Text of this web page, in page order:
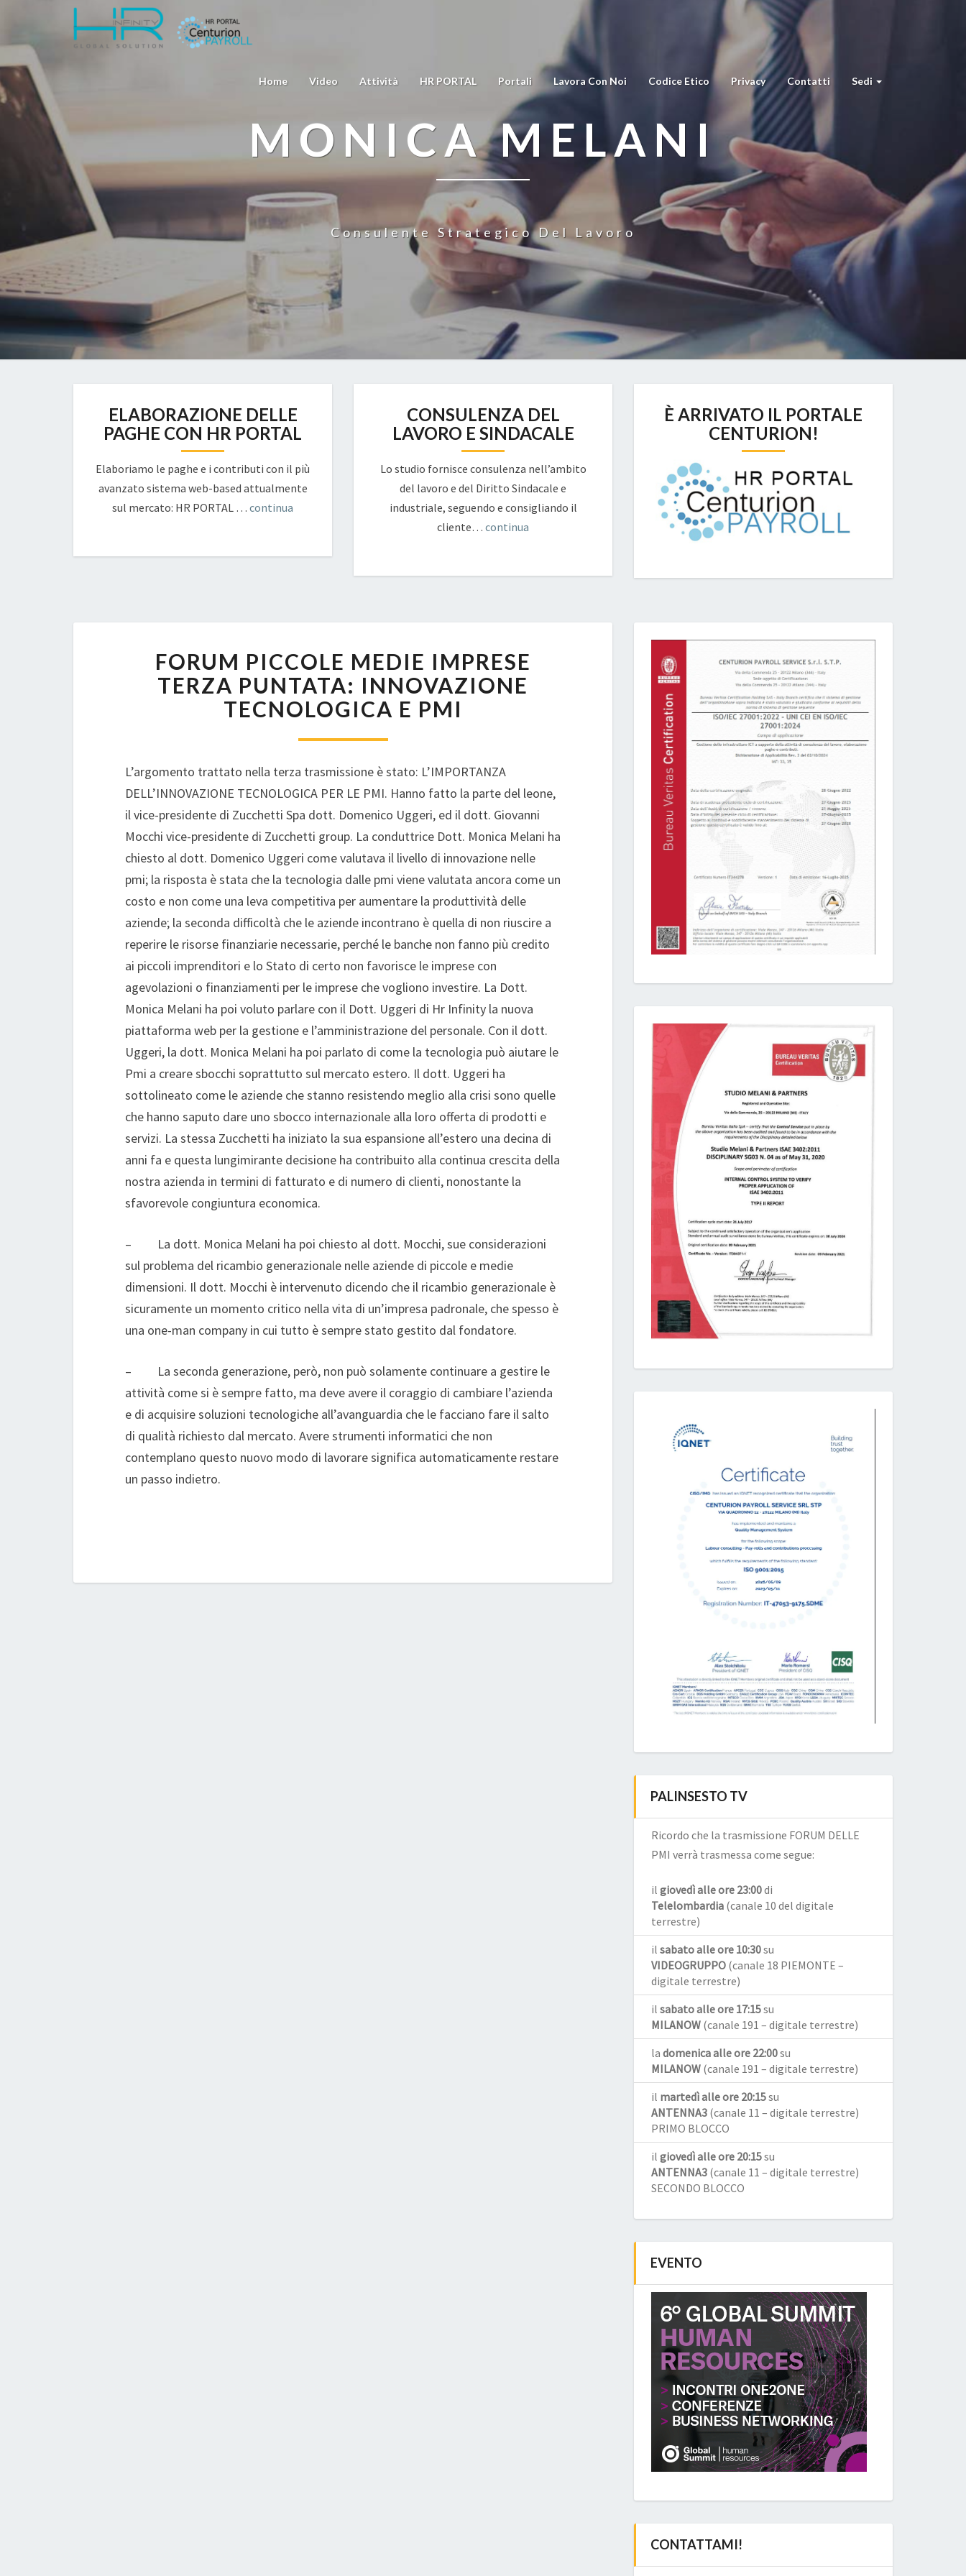
Home Video Attività HR PORTAL Portali Lavora Con Noi Codice Etico Privacy Contatti Sedi
MONICA MELANI
Consulente Strategico Del Lavoro
ELABORAZIONE DELLE
PAGHE CON HR PORTAL
Elaboriamo le paghe e i contributi con il più
avanzato sistema web-based attualmente
sul mercato: HR PORTAL … continua
CONSULENZA DEL
LAVORO E SINDACALE
Lo studio fornisce consulenza nell’ambito
del lavoro e del Diritto Sindacale e
industriale, seguendo e consigliando il
cliente… continua
È ARRIVATO IL PORTALE
CENTURION!
PICCOLE
MEDIE
IMPRESE
TERZA
TECNOLOGICA
E
FORUM PICCOLE MEDIE IMPRESE
TERZA PUNTATA: INNOVAZIONE
TECNOLOGICA E PMI
L’argomento trattato nella terza trasmissione è stato: L’IMPORTANZA
DELL’INNOVAZIONE TECNOLOGICA PER LE PMI. Hanno fatto la parte del leone,
il vice-presidente di Zucchetti Spa dott. Domenico Uggeri, ed il dott. Giovanni
Mocchi vice-presidente di Zucchetti group. La conduttrice Dott. Monica Melani ha
chiesto al dott. Domenico Uggeri come valutava il livello di innovazione nelle
pmi; la risposta è stata che la tecnologia dalle pmi viene valutata ancora come un
costo e non come una leva competitiva per aumentare la produttività delle
aziende; la seconda difficoltà che le aziende incontrano è quella di non riuscire a
reperire le risorse finanziarie necessarie, perché le banche non fanno più credito
ai piccoli imprenditori e lo Stato di certo non favorisce le imprese con
agevolazioni o finanziamenti per le imprese che vogliono investire. La Dott.
Monica Melani ha poi voluto parlare con il Dott. Uggeri di Hr Infinity la nuova
piattaforma web per la gestione e l’amministrazione del personale. Con il dott.
Uggeri, la dott. Monica Melani ha poi parlato di come la tecnologia può aiutare le
Pmi a creare sbocchi soprattutto sul mercato estero. Il dott. Uggeri ha
sottolineato come le aziende che stanno resistendo meglio alla crisi sono quelle
che hanno saputo dare uno sbocco internazionale alla loro offerta di prodotti e
servizi. La stessa Zucchetti ha iniziato la sua espansione all’estero una decina di
anni fa e questa lungimirante decisione ha contribuito alla continua crescita della
nostra azienda in termini di fatturato e di numero di clienti, nonostante la
sfavorevole congiuntura economica.
– La dott. Monica Melani ha poi chiesto al dott. Mocchi, sue considerazioni
sul problema del ricambio generazionale nelle aziende di piccole e medie
dimensioni. Il dott. Mocchi è intervenuto dicendo che il ricambio generazionale è
sicuramente un momento critico nella vita di un’impresa padronale, che spesso è
una one-man company in cui tutto è sempre stato gestito dal fondatore.
– La seconda generazione, però, non può solamente continuare a gestire le
attività come si è sempre fatto, ma deve avere il coraggio di cambiare l’azienda
e di acquisire soluzioni tecnologiche all’avanguardia che le facciano fare il salto
di qualità richiesto dal mercato. Avere strumenti informatici che non
contemplano questo nuovo modo di lavorare significa automaticamente restare
un passo indietro.
PALINSESTO TV
Ricordo che la trasmissione FORUM DELLE
PMI verrà trasmessa come segue:
il giovedì alle ore 23:00di
Telelombardia (canale 10 del digitale
terrestre)
il sabato alle ore 10:30su
VIDEOGRUPPO (canale 18 PIEMONTE –
digitale terrestre)
il sabato alle ore 17:15su
MILANOW (canale 191 – digitale terrestre)
la domenica alle ore 22:00su
MILANOW (canale 191 – digitale terrestre)
il martedì alle ore 20:15su
ANTENNA3 (canale 11 – digitale terrestre)
PRIMO BLOCCO
il giovedì alle ore 20:15su
ANTENNA3 (canale 11 – digitale terrestre)
SECONDO BLOCCO
EVENTO
CONTATTAMI!